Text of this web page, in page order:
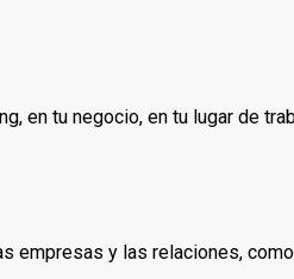
en tu negocio, en tu lugar de
empresas y las relaciones,